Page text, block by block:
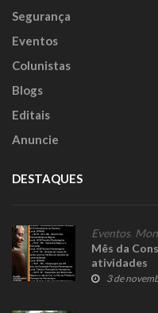
Segurança
Eventos
Colunistas
Blogs
Editais
Anuncie
DESTAQUES
Eventos,
Mês da
atividades
3 de